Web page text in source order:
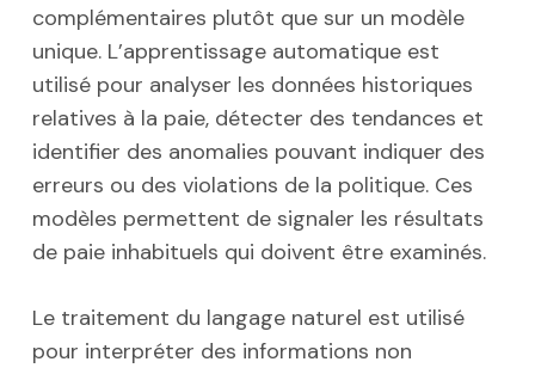
complémentaires plutôt que sur un modèle
unique. L’apprentissage automatique est
utilisé pour analyser les données historiques
relatives à la paie, détecter des tendances et
identifier des anomalies pouvant indiquer des
erreurs ou des violations de la politique. Ces
modèles permettent de signaler les résultats
de paie inhabituels qui doivent être examinés.
Le traitement du langage naturel est utilisé
pour interpréter des informations non